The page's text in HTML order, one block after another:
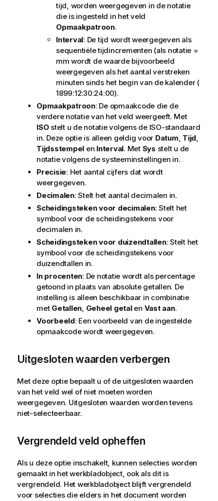
tijd, worden weergegeven in de notatie
die is ingesteld in het veld
Opmaakpatroon.
Interval: De tijd wordt weergegeven als
sequentiële tijdincrementen (als notatie =
mm wordt de waarde bijvoorbeeld
weergegeven als het aantal verstreken
minuten sinds het begin van de kalender (
1899:12:30:24:00).
Opmaakpatroon: De opmaakcode die de
verdere notatie van het veld weergeeft. Met
ISOstelt u de notatie volgens de ISO-standaard
in. Deze optie is alleen geldig voor Datum Tijd
Tijdsstempel en Interval. Met Sys stelt u de
notatie volgens de systeeminstellingen in.
Precisie: Het aantal cijfers dat wordt
weergegeven.
Decimalen: Stelt het aantal decimalen in.
Scheidingsteken voor decimalen: Stelt het
symbool voor de scheidingstekens voor
decimalen in.
Scheidingsteken voor duizendtallen: Stelt het
symbool voor de scheidingstekens voor
duizendtallen in.
In procenten: De notatie wordt als percentage
getoond in plaats van absolute getallen. De
instelling is alleen beschikbaar in combinatie
met Getallen Geheel getalen Vast aan.
Voorbeeld: Een voorbeeld van de ingestelde
opmaakcode wordt weergegeven.
Uitgesloten waarden verbergen
Met deze optie bepaalt u of de uitgesloten waarden
van het veld wel of niet moeten worden
weergegeven. Uitgesloten waarden worden tevens
niet-selecteerbaar.
Vergrendeld veld opheffen
Als u deze optie inschakelt, kunnen selecties worden
gemaakt in het werkbladobject, ook als dit is
vergrendeld. Het werkbladobject blijft vergrendeld
voor selecties die elders in het document worden